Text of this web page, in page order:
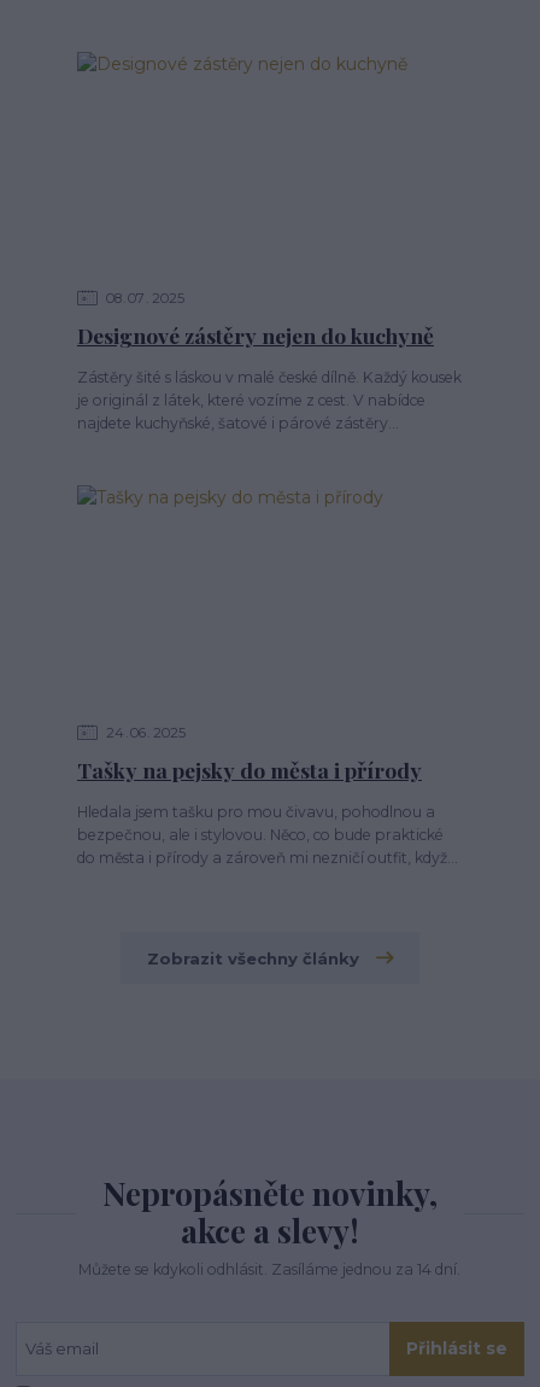
08 07 2025
Designové zástěry nejen do kuchyně
Zástěry šité s láskou v malé české dílně. Každý kousek
je originál z látek, které vozíme z cest. V nabídce
najdete kuchyňské, šatové i párové zástěry...
24 06 2025
Tašky na pejsky do města i přírody
Hledala jsem tašku pro mou čivavu, pohodlnou a
bezpečnou, ale i stylovou. Něco, co bude praktické
do města i přírody a zároveň mi nezničí outfit, když...
Zobrazit všechny články
Nepropásněte novinky,
akce a slevy!
Můžete se kdykoli odhlásit. Zasíláme jednou za 14 dní.
Přihlásit se